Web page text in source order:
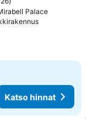
Palace
Katso
Katso hinnat